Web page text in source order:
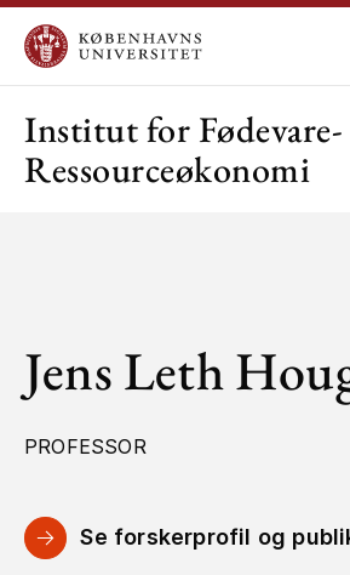
Institut for Fødevare-
Ressourceøkonomi
Jens Leth
PROFESSOR
Se forskerprofil og